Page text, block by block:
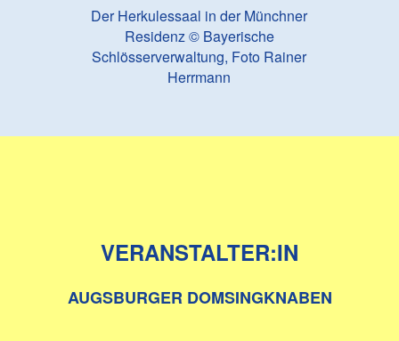
Der Herkulessaal in der Münchner
Residenz © Bayerische
Schlösserverwaltung, Foto Rainer
Herrmann
VERANSTALTER:IN
AUGSBURGER DOMSINGKNABEN